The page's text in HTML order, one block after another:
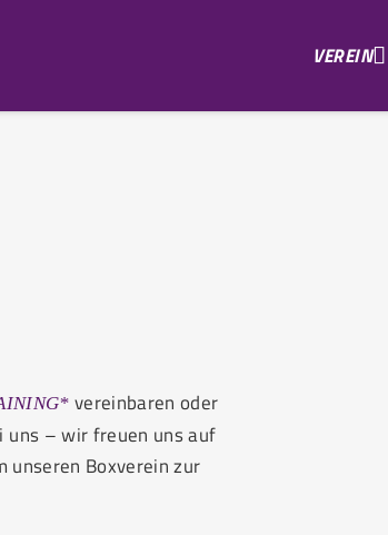
VEREIN
vereinbaren oder
uns – wir freuen uns auf
unseren Boxverein zur